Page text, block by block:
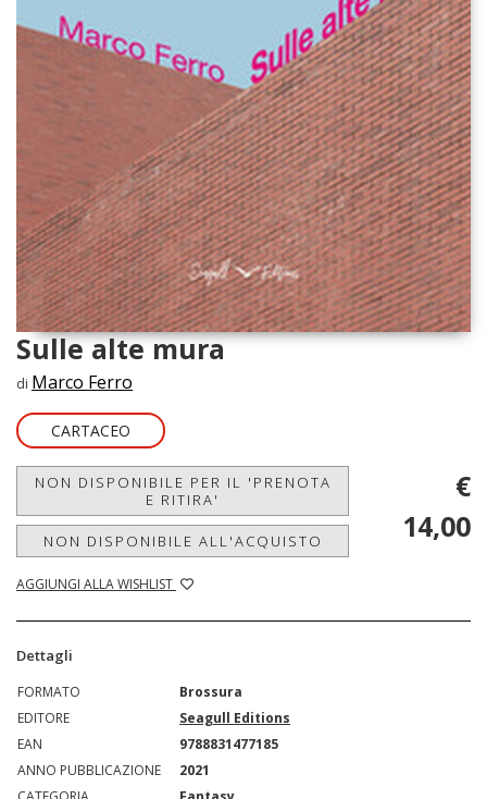
Sulle alte mura
di Marco Ferro
CARTACEO
NON DISPONIBILE PER IL 'PRENOTA
E RITIRA'
NON DISPONIBILE ALL'ACQUISTO
AGGIUNGI ALLA WISHLIST
€
14,00
Dettagli
FORMATO
Brossura
EDITORE
Seagull Editions
EAN
9788831477185
ANNO PUBBLICAZIONE
2021